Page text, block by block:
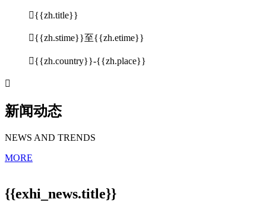
{{zh.title}}
{{zh.stime}}至{{zh.etime}}
{{zh.country}}-{{zh.place}}

新闻动态
NEWS AND TRENDS
MORE
{{exhi_news.title}}